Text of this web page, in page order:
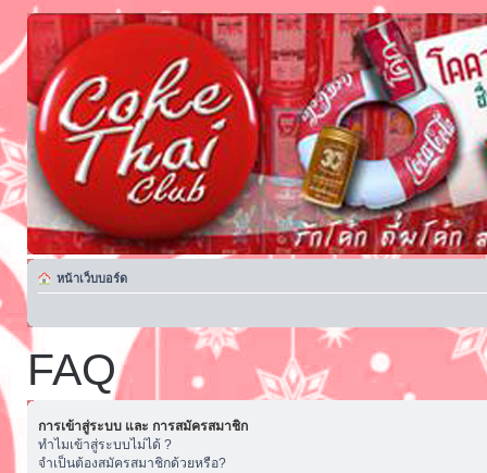
หน้าเว็บบอร์ด
FAQ
การเข้าสู่ระบบ และ การสมัครสมาชิก
ทำไมเข้าสู่ระบบไม่ได้ ?
จำเป็นต้องสมัครสมาชิกด้วยหรือ?